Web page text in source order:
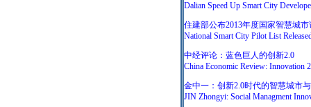
Dalian Speed Up Smart City
住建部公布2013年度国家智慧城
National Smart City Pilot List
中经评论：蓝色巨人的创新2.0
China Economic Review: Innovation
金中一：创新2.0时代的智慧城市
JIN Zhongyi: Social Managment